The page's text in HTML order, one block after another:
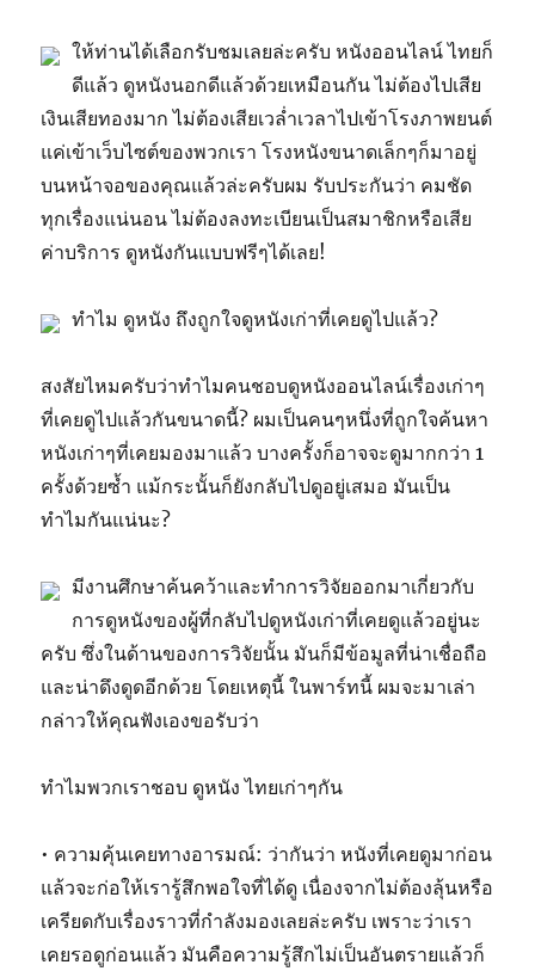
ให้ท่านได้เลือกรับชมเลยล่ะครับ หนังออนไลน์ ไทยก็
ดีแล้ว ดูหนังนอกดีแล้วด้วยเหมือนกัน ไม่ต้องไปเสีย
เงินเสียทองมาก ไม่ต้องเสียเวล่ำเวลาไปเข้าโรงภาพยนต์
แค่เข้าเว็บไซต์ของพวกเรา โรงหนังขนาดเล็กๆก็มาอยู่
บนหน้าจอของคุณแล้วล่ะครับผม รับประกันว่า คมชัด
ทุกเรื่องแน่นอน ไม่ต้องลงทะเบียนเป็นสมาชิกหรือเสีย
ค่าบริการ ดูหนังกันแบบฟรีๆได้เลย!
ทำไม ดูหนัง ถึงถูกใจดูหนังเก่าที่เคยดูไปแล้ว?
สงสัยไหมครับว่าทำไมคนชอบดูหนังออนไลน์เรื่องเก่าๆ
ที่เคยดูไปแล้วกันขนาดนี้? ผมเป็นคนๆหนึ่งที่ถูกใจค้นหา
หนังเก่าๆที่เคยมองมาแล้ว บางครั้งก็อาจจะดูมากกว่า 1
ครั้งด้วยซ้ำ แม้กระนั้นก็ยังกลับไปดูอยู่เสมอ มันเป็น
ทำไมกันแน่นะ?
มีงานศึกษาค้นคว้าและทำการวิจัยออกมาเกี่ยวกับ
การดูหนังของผู้ที่กลับไปดูหนังเก่าที่เคยดูแล้วอยู่นะ
ครับ ซึ่งในด้านของการวิจัยนั้น มันก็มีข้อมูลที่น่าเชื่อถือ
และน่าดึงดูดอีกด้วย โดยเหตุนี้ ในพาร์ทนี้ ผมจะมาเล่า
กล่าวให้คุณฟังเองขอรับว่า
ทำไมพวกเราชอบ ดูหนัง ไทยเก่าๆกัน
• ความคุ้นเคยทางอารมณ์: ว่ากันว่า หนังที่เคยดูมาก่อน
แล้วจะก่อให้เรารู้สึกพอใจที่ได้ดู เนื่องจากไม่ต้องลุ้นหรือ
เครียดกับเรื่องราวที่กำลังมองเลยล่ะครับ เพราะว่าเรา
เคยรอดูก่อนแล้ว มันคือความรู้สึกไม่เป็นอันตรายแล้วก็